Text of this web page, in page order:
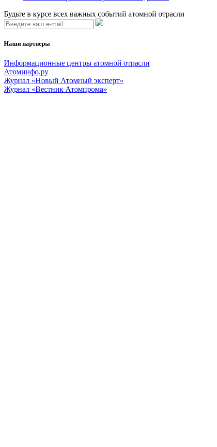
Будьте в курсе всех важных событий атомной отрасли
Наши партнеры
Информационные центры атомной отрасли
Атоминфо.ру
Журнал «Новый Атомный эксперт»
Журнал «Вестник Атомпрома»